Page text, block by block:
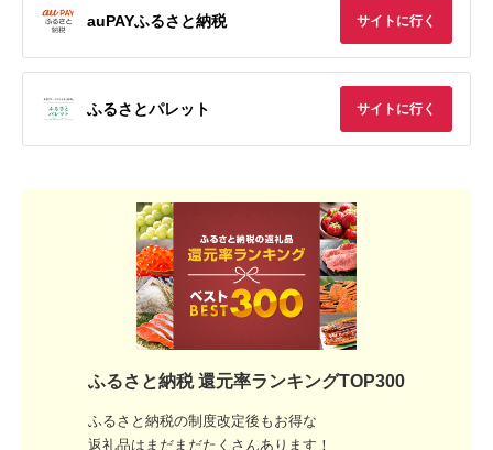
auPAYふるさと納税 サイトに行く
ふるさとパレット サイトに行く
ふるさと納税 還元率ランキングTOP300
ふるさと納税の制度改定後もお得な
返礼品はまだまだたくさんあります！